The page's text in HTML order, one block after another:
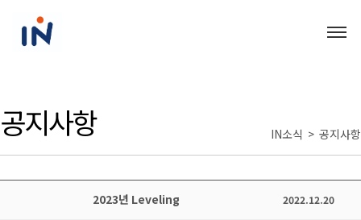
공지사항 IN소식 > 공지사항
2023년 Leveling 2022.12.20